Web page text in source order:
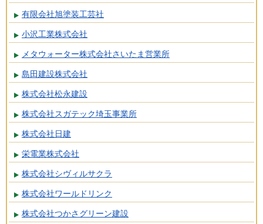
有限会社旭塗装工芸社
小沢工業株式会社
メタウォーター株式会社さいたま営業所
島田建設株式会社
株式会社松永建設
株式会社スガテック埼玉事業所
株式会社日建
栄電業株式会社
株式会社シヴィルサクラ
株式会社ワールドリンク
株式会社つかさグリーン建設